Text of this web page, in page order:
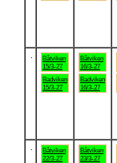
Båtviken
15/3-27
Badviken
15/3-27
Båtviken
16/3-27
Badviken
16/3-27
Båtviken
22/3-27
Båtviken
23/3-27